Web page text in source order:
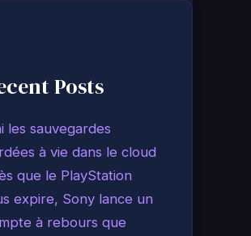
Posts
les sauvegardes
à vie dans le cloud
que le PlayStation
expire, Sony lance un
à rebours que